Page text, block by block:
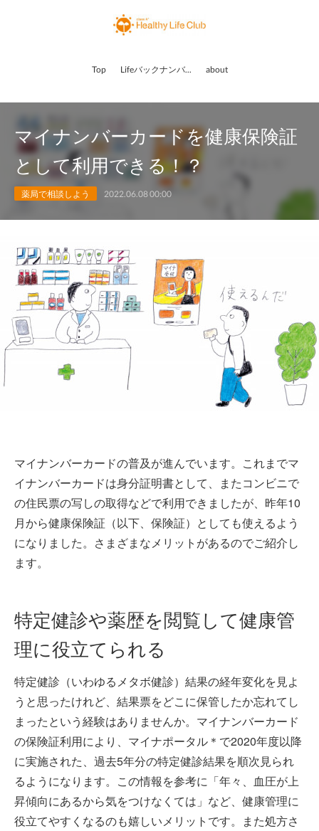
Top Lifeバックナンバー about
マイナンバーカードを健康保険証
として利用できる！？
薬局で相談しよう 2022.06.08 00:00
マイナンバーカードの普及が進んでいます。これまでマ
イナンバーカードは身分証明書として、またコンビニで
の住民票の写しの取得などで利用できましたが、昨年10
月から健康保険証（以下、保険証）としても使えるよう
になりました。さまざまなメリットがあるのでご紹介し
ます。
特定健診や薬歴を閲覧して健康管
理に役立てられる
特定健診（いわゆるメタボ健診）結果の経年変化を見よ
うと思ったけれど、結果票をどこに保管したか忘れてし
まったという経験はありませんか。マイナンバーカード
の保険証利用により、マイナポータル＊で2020年度以降
に実施された、過去5年分の特定健診結果を順次見られ
るようになります。この情報を参考に「年々、血圧が上
昇傾向にあるから気をつけなくては」など、健康管理に
役立てやすくなるのも嬉しいメリットです。また処方さ